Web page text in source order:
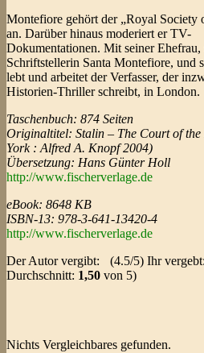
Montefiore gehört der „Royal Society
an. Darüber hinaus moderiert er TV-
Dokumentationen. Mit seiner Ehefrau,
Schriftstellerin Santa Montefiore, und
lebt und arbeitet der Verfasser, der
Historien-Thriller schreibt, in London.
Taschenbuch: 874 Seiten
Originaltitel: Stalin – The Court of the
York : Alfred A. Knopf 2004)
Übersetzung: Hans Günter Holl
http://www.fischerverlage.de
eBook: 8648 KB
ISBN-13: 978-3-641-13420-4
http://www.fischerverlage.de
Der Autor vergibt:
(4.5/5) Ihr vergebt:
Durchschnitt: 1,50 von 5)
Nichts Vergleichbares gefunden.